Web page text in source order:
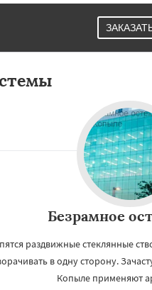
Безрамное
раздвижные стеклянные
в одну сторону.
Копыле применяют
×